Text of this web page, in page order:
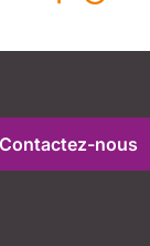
Contactez-nous